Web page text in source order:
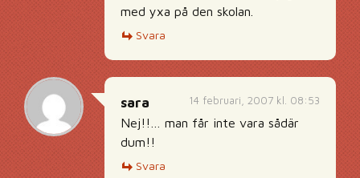
med yxa på den skolan.
Svara
14 februari, 2007 kl. 08:53
sara
Nej!!… man får inte vara sådär
dum!!
Svara